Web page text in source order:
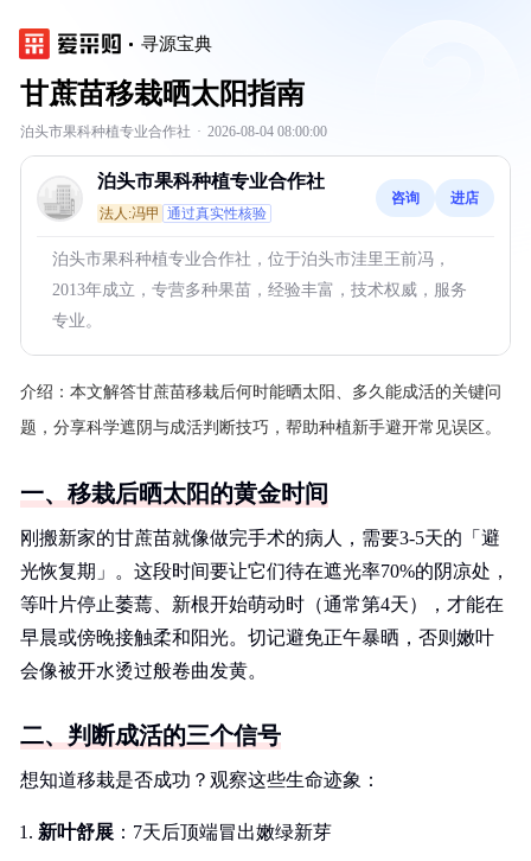
寻源宝典
甘蔗苗移栽晒太阳指南
泊头市果科种植专业合作社 · 2026-08-04 08:00:00
泊头市果科种植专业合作社
法人:冯甲 通过真实性核验
咨询 进店
泊头市果科种植专业合作社，位于泊头市洼里王前冯，
2013年成立，专营多种果苗，经验丰富，技术权威，服务
专业。
介绍： 本文解答甘蔗苗移栽后何时能晒太阳、多久能成活的关键问
题，分享科学遮阴与成活判断技巧，帮助种植新手避开常见误区。
一、移栽后晒太阳的黄金时间
刚搬新家的甘蔗苗就像做完手术的病人，需要3-5天的「避
光恢复期」。这段时间要让它们待在遮光率70%的阴凉处，
等叶片停止萎蔫、新根开始萌动时（通常第4天），才能在
早晨或傍晚接触柔和阳光。切记避免正午暴晒，否则嫩叶
会像被开水烫过般卷曲发黄。
二、判断成活的三个信号
想知道移栽是否成功？观察这些生命迹象：
新叶舒展 ：7天后顶端冒出嫩绿新芽